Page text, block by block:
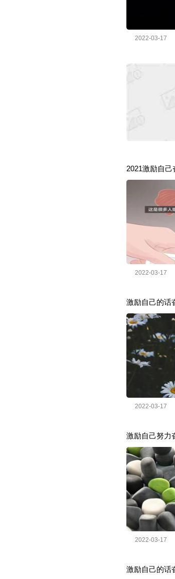
2022-03-17
2021激励自己
2022-03-17
激励自己的话
2022-03-17
激励自己努力
2022-03-17
激励自己的话